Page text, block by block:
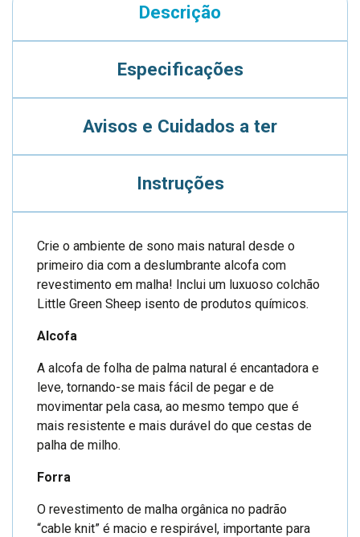
Descrição
Especificações
Avisos e Cuidados a ter
Instruções
Crie o ambiente de sono mais natural desde o
primeiro dia com a deslumbrante alcofa com
revestimento em malha! Inclui um luxuoso colchão
Little Green Sheep isento de produtos químicos.
Alcofa
A alcofa de folha de palma natural é encantadora e
leve, tornando-se mais fácil de pegar e de
movimentar pela casa, ao mesmo tempo que é
mais resistente e mais durável do que cestas de
palha de milho.
Forra
O revestimento de malha orgânica no padrão
“cable knit” é macio e respirável, importante para